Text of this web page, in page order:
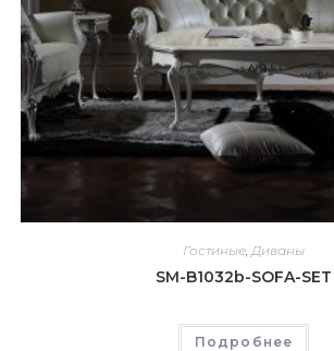
Гостиные,Диваны
SM-B1032b-SOFA-SET
Подробнее